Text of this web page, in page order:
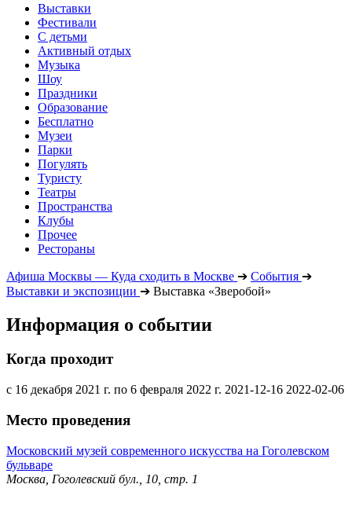
Выставки
Фестивали
С детьми
Активный отдых
Музыка
Шоу
Праздники
Образование
Бесплатно
Музеи
Парки
Погулять
Туристу
Театры
Пространства
Клубы
Прочее
Рестораны
Афиша Москвы — Куда сходить в Москве ➔ События ➔
Выставки и экспозиции ➔ Выставка «Зверобой»
Информация о событии
Когда проходит
с 16 декабря 2021 г. по 6 февраля 2022 г. 2021-12-16 2022-02-06
Место проведения
Московский музей современного искусства на Гоголевском
бульваре
Москва, Гоголевский бул., 10, стр. 1